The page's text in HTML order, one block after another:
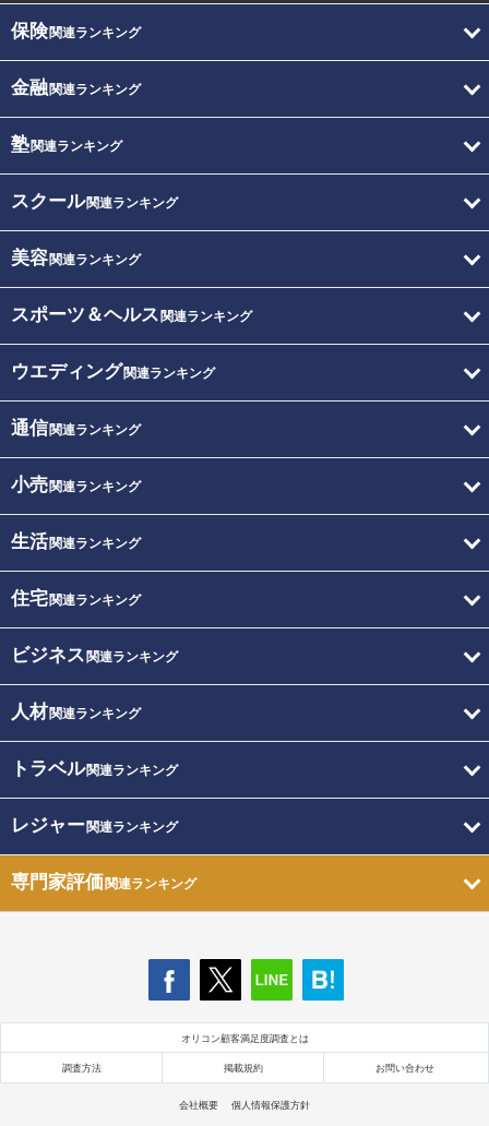
保険関連ランキング
金融関連ランキング
塾関連ランキング
スクール関連ランキング
美容関連ランキング
スポーツ＆ヘルス 関連ランキング
ウエディング関連ランキング
通信関連ランキング
小売関連ランキング
生活関連ランキング
住宅関連ランキング
ビジネス 関連ランキング
人材関連ランキング
トラベル関連ランキング
レジャー関連ランキング
専門家評価関連ランキング
オリコン顧客満足度調査とは
調査方法 掲載規約 お問い合わせ
会社概要 個人情報保護方針